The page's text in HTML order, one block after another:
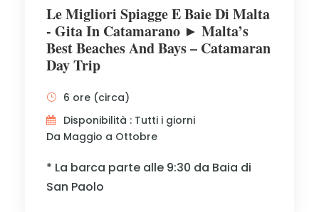
Le Migliori Spiagge E Baie Di Malta
- Gita In Catamarano ► Malta’s
Best Beaches And Bays – Catamaran
Day Trip
6 ore (circa)
Disponibilità : Tutti i giorni
Da Maggio a Ottobre
* La barca parte alle 9:30 da Baia di
San Paolo